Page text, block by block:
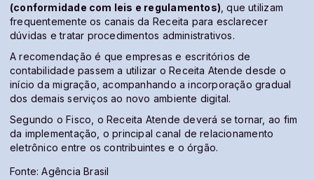
(conformidade com leis e regulamentos) , que utilizam
frequentemente os canais da Receita para esclarecer
dúvidas e tratar procedimentos administrativos.
A recomendação é que empresas e escritórios de
contabilidade passem a utilizar o Receita Atende desde o
início da migração, acompanhando a incorporação gradual
dos demais serviços ao novo ambiente digital.
Segundo o Fisco, o Receita Atende deverá se tornar, ao fim
da implementação, o principal canal de relacionamento
eletrônico entre os contribuintes e o órgão.
Fonte: Agência Brasil